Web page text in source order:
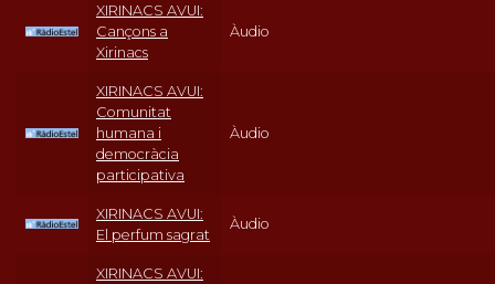
XIRINACS AVUI:
Cançons a
Xirinacs
Àudio
XIRINACS AVUI:
Comunitat
humana i
democràcia
participativa
Àudio
XIRINACS AVUI:
El perfum sagrat
Àudio
XIRINACS AVUI: